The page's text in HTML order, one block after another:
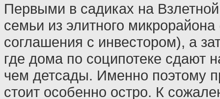
Первыми в садиках на Взлетной
семьи из элитного
соглашения с инвестором), а
где дома по соципотеке сдают
чем детсады. Именно поэтому
стоит особенно остро. К